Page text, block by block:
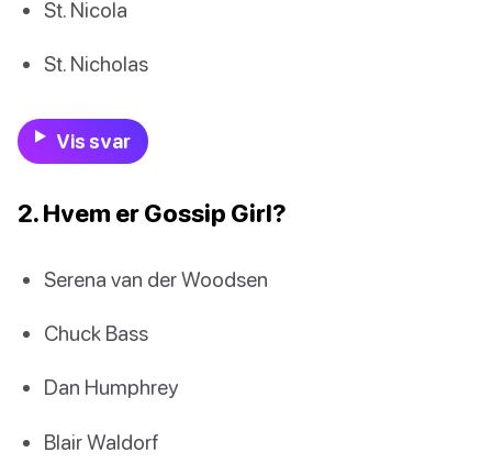
St. Nicola
St. Nicholas
Vis svar
2. Hvem er Gossip Girl?
Serena van der Woodsen
Chuck Bass
Dan Humphrey
Blair Waldorf